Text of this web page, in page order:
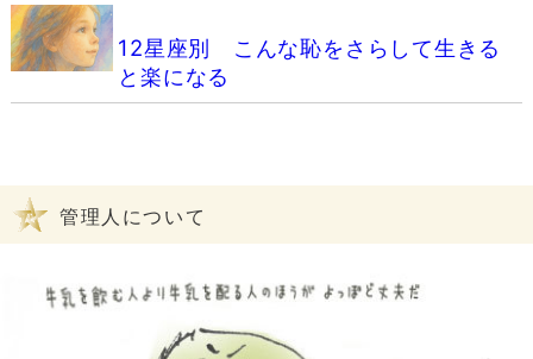
12星座別 こんな恥をさらして生きる
と楽になる
管理人について